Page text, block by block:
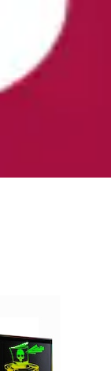
PC-
GB SSD...
€Rabatt